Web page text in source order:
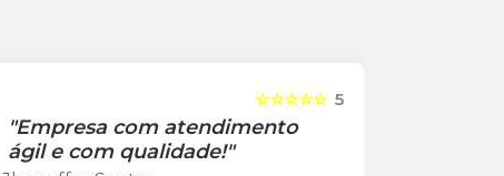
5
☆☆☆☆☆
"Empresa com atendimento
ágil e com qualidade!"